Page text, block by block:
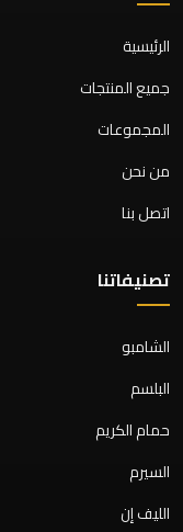
الرئيسية
جميع المنتجات
المجموعات
من نحن
اتصل بنا
تصنيفاتنا
الشامبو
البلسم
حمام الكريم
السيرم
الليف إن